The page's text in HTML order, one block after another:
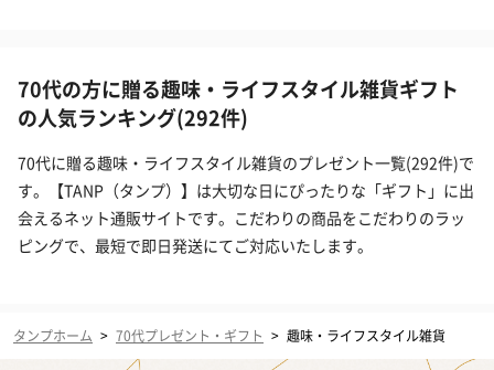
70代の方に贈る趣味・ライフスタイル雑貨ギフト
の人気ランキング(292件)
70代に贈る趣味・ライフスタイル雑貨のプレゼント一覧(292件)で
す。【TANP（タンプ）】は大切な日にぴったりな「ギフト」に出
会えるネット通販サイトです。こだわりの商品をこだわりのラッ
ピングで、最短で即日発送にてご対応いたします。
タンプホーム > 70代プレゼント・ギフト > 趣味・ライフスタイル雑貨